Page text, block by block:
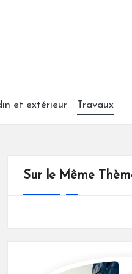
et extérieur Travaux
Sur le Même